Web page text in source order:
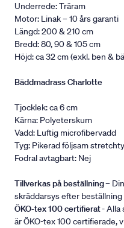
Underrede: Träram
Motor: Linak – 10 års garanti
Längd: 200 & 210 cm
Bredd: 80, 90 & 105 cm
Höjd: ca 32 cm (exkl. ben &
Bäddmadrass Charlotte
Tjocklek: ca 6 cm
Kärna: Polyeterskum
Vadd: Luftig microfibervadd
Tyg: Pikerad följsam
Fodral avtagbart: Nej
Tillverkas på beställning–
skräddarsys efter beställning
ÖKO-tex 100 certifierat- Alla
är ÖKO-tex 100 certifierade,